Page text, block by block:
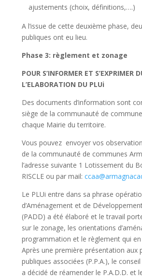
ajustements (choix, définitions,….)
A l’issue de cette deuxième phase,
publiques ont eu lieu.
Phase 3: règlement et zonage
POUR S’INFORMER ET S’EXPRIMER
L’ELABORATION DU PLUi
Des documents d’information sont
siège de la communauté de
chaque Mairie du territoire.
Vous pouvez envoyer vos
de la communauté de communes
l’adresse suivante 1 Lotissement du
RISCLE ou par mail:
Le PLUi entre dans sa phrase
d’Aménagement et de
(PADD) a été élaboré et le travail
sur le zonage, les orientations
programmation et le règlement qui
Après une première présentation aux
publiques associées (P.P.A.), le
a décidé de réamender le P.A.D.D. et